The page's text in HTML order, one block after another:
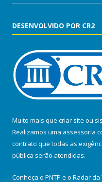
DESENVOLVIDO POR CR2
Muito mais que criar site ou
Realizamos uma assessoria
contrato que todas as
pública serão atendidas.
Conheça o PNTP e o Radar da